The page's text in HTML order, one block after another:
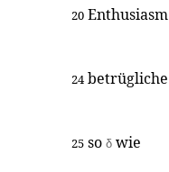
20 Enthusiasm
24 betrügliche
25 so δ wie